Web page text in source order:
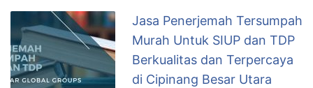
Jasa Penerjemah Tersumpah
Murah Untuk SIUP dan TDP
Berkualitas dan Terpercaya
di Cipinang Besar Utara